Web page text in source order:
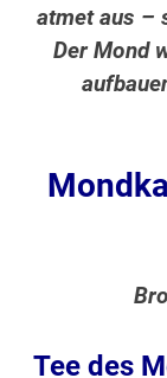
atmet aus –
Der Mond
Tee des